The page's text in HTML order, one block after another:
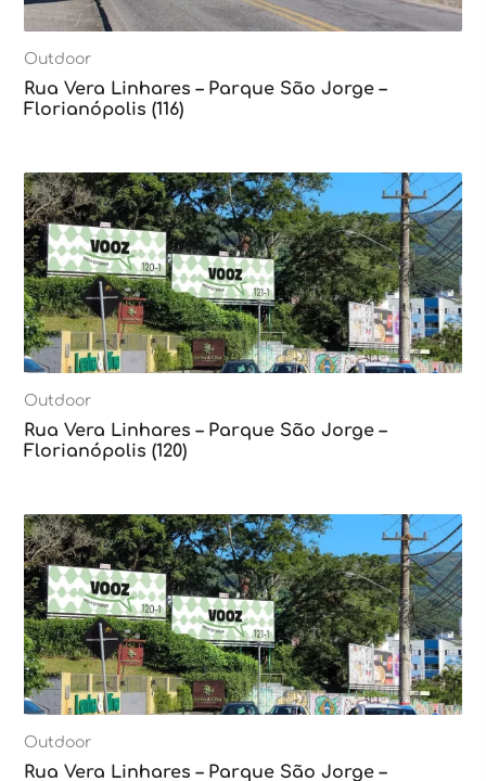
Outdoor
Rua Vera Linhares – Parque São Jorge –
Florianópolis (116)
Outdoor
Rua Vera Linhares – Parque São Jorge –
Florianópolis (120)
Outdoor
Rua Vera Linhares – Parque São Jorge –